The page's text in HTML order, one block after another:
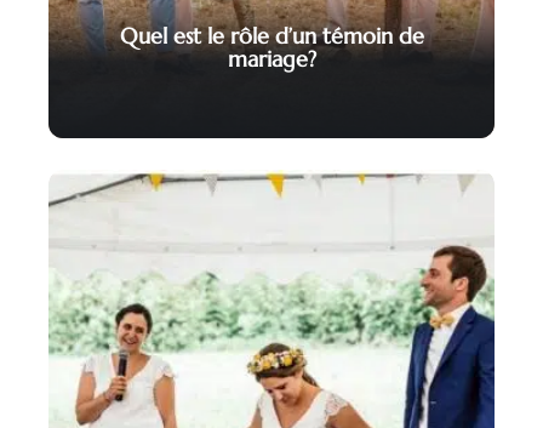
Quel est le rôle d’un témoin de
mariage?